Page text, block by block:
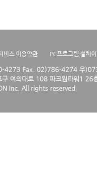
비스 이용약관 PC프로그램 설치
4273 Fax. 02)786-4274 우
구 여의대로 108 파크원타워1 26
Inc. All rights reserved